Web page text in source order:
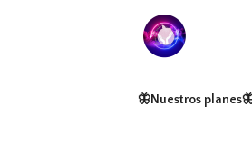
🦋Nuestros planes